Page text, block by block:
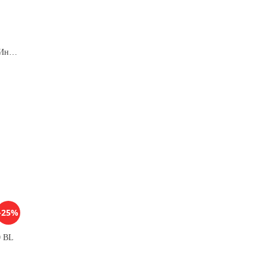
Кухонная вытяжка ELIKOR Интегра GLASS 60 ФРА-Т(нерж/бежевое стекло)
BL